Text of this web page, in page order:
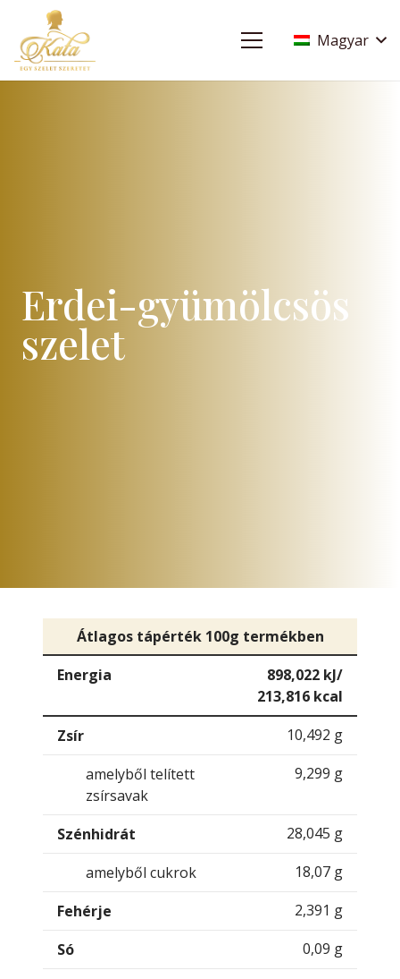
Magyar
Erdei-gyümölcsös
szelet
Átlagos tápérték 100g termékben
Energia
898,022 kJ/
213,816 kcal
Zsír
10,492 g
amelyből telített
zsírsavak
9,299 g
Szénhidrát
28,045 g
amelyből cukrok
18,07 g
Fehérje
2,391 g
Só
0,09 g